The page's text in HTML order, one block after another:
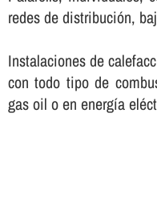
redes de distribución,
Instalaciones de
con todo tipo de
gas oil o en energí­a